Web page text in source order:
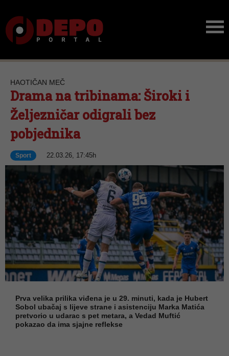
HAOTIČAN MEČ
Drama na tribinama: Široki i
Željezničar odigrali bez
pobjednika
Sport 22.03.26, 17:45h
Prva velika prilika viđena je u 29. minuti, kada je Hubert
Sobol ubačaj s lijeve strane i asistenciju Marka Matića
pretvorio u udarac s pet metara, a Vedad Muftić
pokazao da ima sjajne reflekse